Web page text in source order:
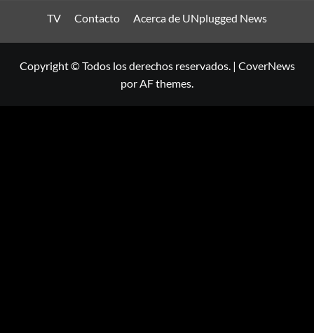
TV Contacto Acerca de UNplugged News
Copyright © Todos los derechos reservados. | CoverNews
por AF themes.